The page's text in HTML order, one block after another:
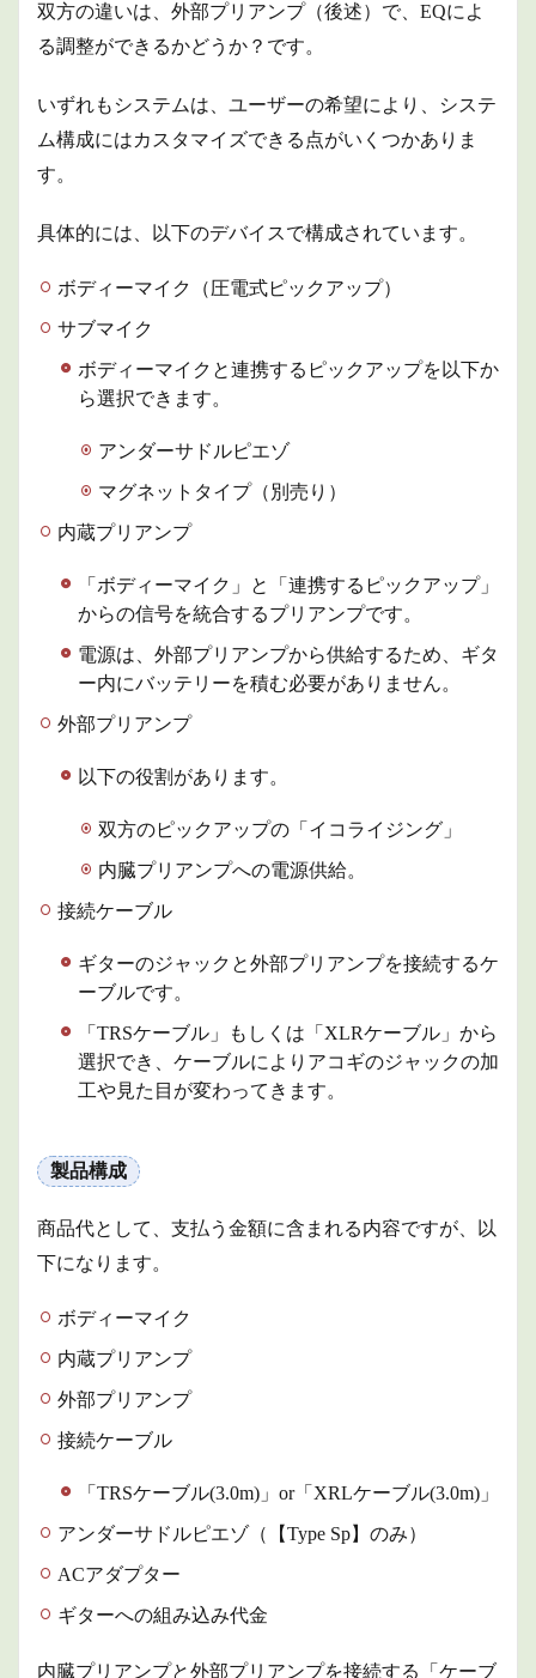
須
3
製品
との
比較
自然
で豊
3.2
搭載
のバ
リエ
が豊
実際
実際
の音
商品
情報
6
め
双方の違いは、外部プリアンプ（後述）で、EQによ
る調整ができるかどうか？です。
いずれもシステムは、ユーザーの希望により、システ
ム構成にはカスタマイズできる点がいくつかありま
す。
具体的には、以下のデバイスで構成されています。
ボディーマイク（圧電式ピックアップ）
サブマイク
ボディーマイクと連携するピックアップを以下か
ら選択できます。
アンダーサドルピエゾ
マグネットタイプ（別売り）
内蔵プリアンプ
「ボディーマイク」と「連携するピックアップ」
からの信号を統合するプリアンプです。
電源は、外部プリアンプから供給するため、ギタ
ー内にバッテリーを積む必要がありません。
外部プリアンプ
以下の役割があります。
双方のピックアップの「イコライジング」
内臓プリアンプへの電源供給。
接続ケーブル
ギターのジャックと外部プリアンプを接続するケ
ーブルです。
「TRSケーブル」もしくは「XLRケーブル」から
選択でき、ケーブルによりアコギのジャックの加
工や見た目が変わってきます。
製品構成
商品代として、支払う金額に含まれる内容ですが、以
下になります。
ボディーマイク
内蔵プリアンプ
外部プリアンプ
接続ケーブル
「TRSケーブル(3.0m)」or「XRLケーブル(3.0m)」
アンダーサドルピエゾ（【Type Sp】のみ）
ACアダプター
ギターへの組み込み代金
内臓プリアンプと外部プリアンプを接続する「ケーブ